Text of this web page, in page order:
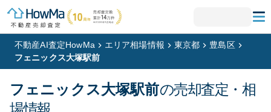
不動産AI査定HowMa エリア相場情報 東京都
豊島区
フェニックス大塚駅前
フェニックス大塚駅前の売却査定・相
場情報